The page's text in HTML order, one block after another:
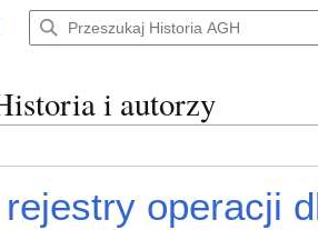
i autorzy
operacji